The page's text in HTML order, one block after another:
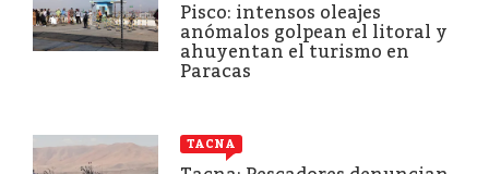
Pisco: intensos oleajes
anómalos golpean el litoral y
ahuyentan el turismo en
Paracas
TACNA